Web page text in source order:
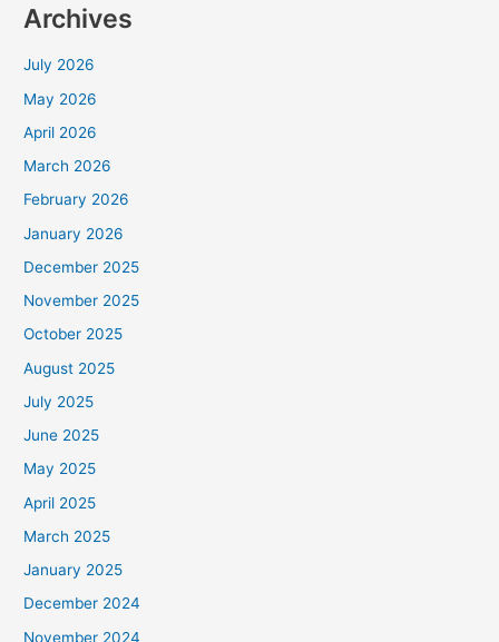
Archives
July 2026
May 2026
April 2026
March 2026
February 2026
January 2026
December 2025
November 2025
October 2025
August 2025
July 2025
June 2025
May 2025
April 2025
March 2025
January 2025
December 2024
November 2024